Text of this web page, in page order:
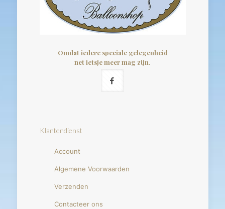
Omdat iedere speciale gelegenheid
net ietsje meer mag zijn.
Klantendienst
Account
Algemene Voorwaarden
Verzenden
Contacteer ons